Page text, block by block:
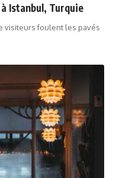
Istanbul, Turquie
visiteurs foulent les pavés